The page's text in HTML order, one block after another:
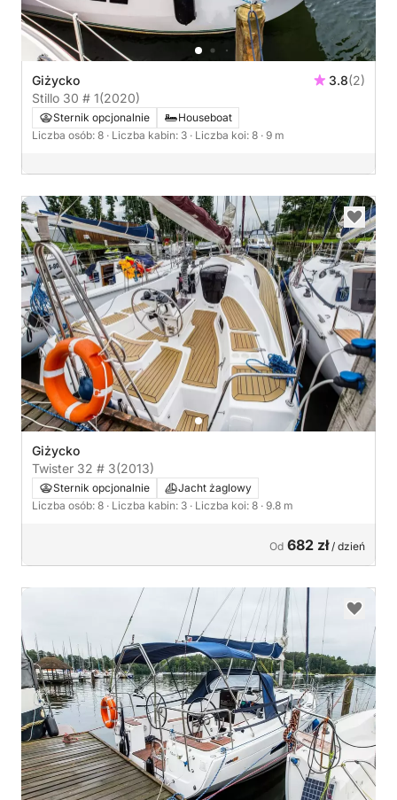
Giżycko 3.8(2)
Stillo 30 # 1(2020)
Sternik opcjonalnie
Houseboat
Liczba osób: 8 · Liczba kabin: 3 · Liczba koi: 8 · 9 m
Giżycko
Twister 32 # 3(2013)
Sternik opcjonalnie
Jacht żaglowy
Liczba osób: 8 · Liczba kabin: 3 · Liczba koi: 8 · 9.8 m
Od 682 zł/ dzień